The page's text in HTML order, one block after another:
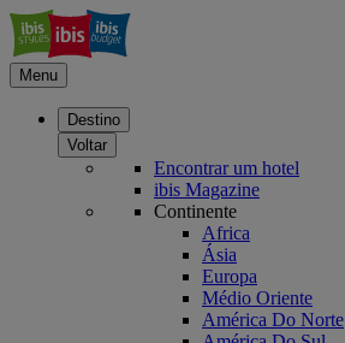
Menu
Destino
Voltar
Encontrar um hotel
ibis Magazine
Continente
Africa
Ásia
Europa
Médio Oriente
América Do Norte